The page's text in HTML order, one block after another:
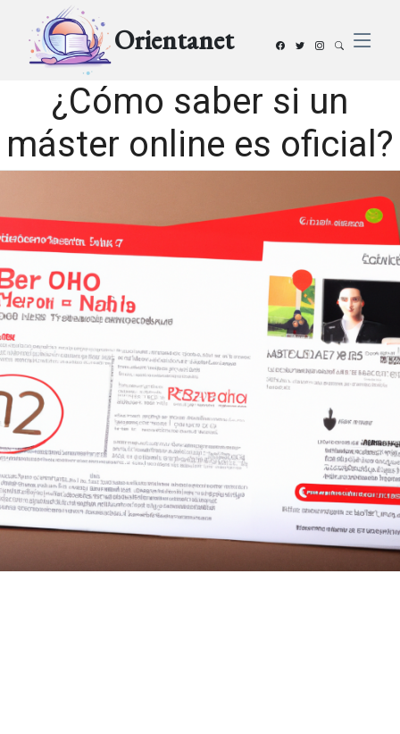
Orientanet
¿Cómo saber si un
máster online es oficial?